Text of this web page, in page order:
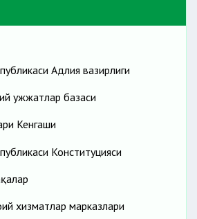
Адлия вазирлиги
ҳужжатлар базаси
Кенгаши
Конституцияси
хизматлар марказлари